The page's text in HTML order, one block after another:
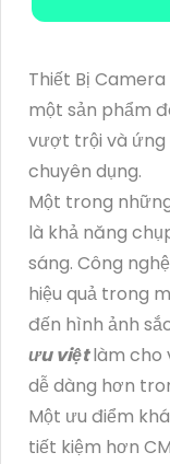
Thiết Bị Camera
một sản phẩm
vượt trội và ứng
chuyên dụng.
Một trong
là khả năng
sáng. Công
hiệu quả trong
đến hình ảnh
ưu việtlàm cho
dễ dàng hơn
Một ưu điểm
tiết kiệm hơn